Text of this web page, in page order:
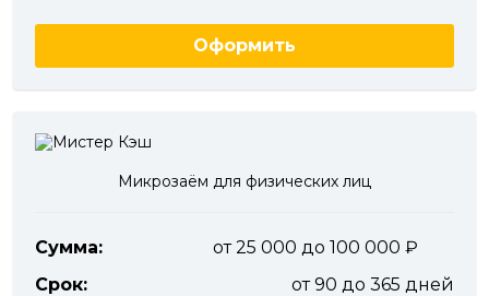
Оформить
Микрозаём для физических лиц
Сумма:
от 25 000 до 100 000
Срок:
от 90 до 365 дней